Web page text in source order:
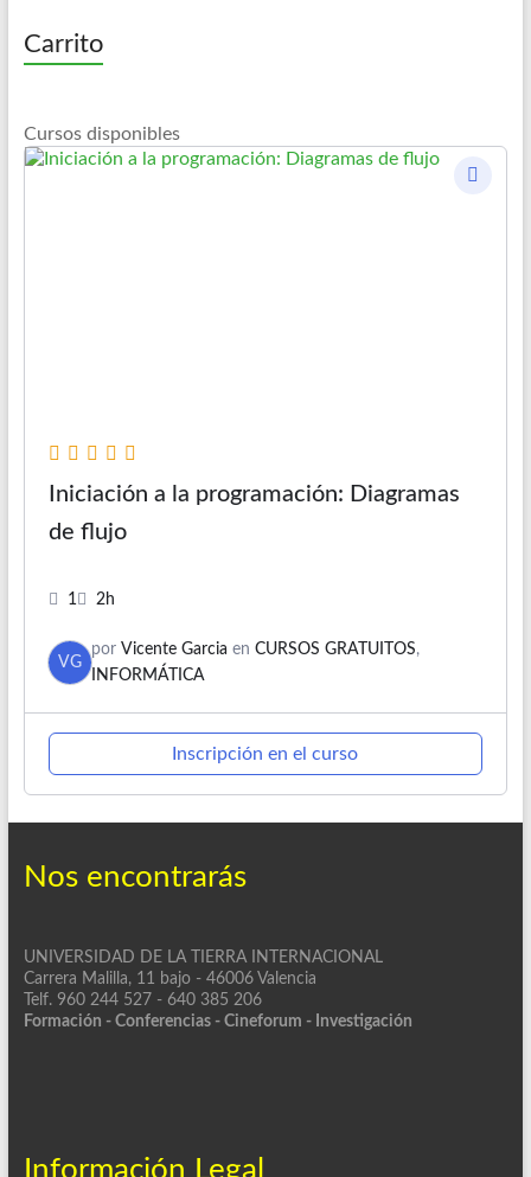
Carrito
Cursos disponibles
Iniciación a la programación: Diagramas
de flujo
1 2h
VG
por Vicente Garcia en CURSOS GRATUITOS,
INFORMÁTICA
Inscripción en el curso
Nos encontrarás
UNIVERSIDAD DE LA TIERRA INTERNACIONAL
Carrera Malilla, 11 bajo - 46006 Valencia
Telf. 960 244 527 - 640 385 206
Formación - Conferencias - Cineforum - Investigación
Información Legal